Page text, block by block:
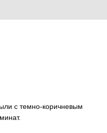
с темно-коричневым